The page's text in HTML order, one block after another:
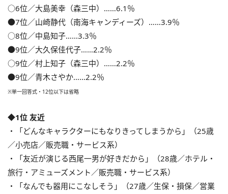
○6位／大島美幸（森三中）……6.1％
●7位／山崎静代（南海キャンディーズ）……3.9％
○8位／中島知子……3.3％
●9位／大久保佳代子……2.2％
○9位／村上知子（森三中）……2.2％
●9位／青木さやか……2.2％
※単一回答式・12位以下は省略
◆1位 友近
・「どんなキャラクターにもなりきってしまうから」（25歳
／小売店／販売職・サービス系）
・「友近が演じる西尾一男が好きだから」（28歳／ホテル・
旅行・アミューズメント／販売職・サービス系）
・「なんでも器用にこなしそう」（27歳／生保・損保／営業